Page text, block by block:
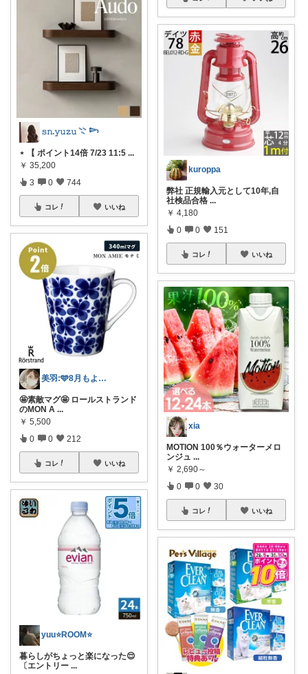
𝚜𝚗.𝚢𝚞𝚣𝚞 𓇢 𓆸
⋆ 【 ポイント14倍 7/23 11:5 ...
￥ 35,200
3 0 744
コレ いいね
美羽:🩵8月もよろしくです🩵
🤩素敵マグ🤩 ロールストランド
のMON A ...
￥ 5,500
0 0 212
コレ いいね
yuu⭐️ROOM⭐️
暮らしがちょっと楽になった😌
〔エントリー ...
kuroppa
弊社 正規輸入元として10年,自
社検品合格 ...
￥ 4,180
0 0 151
コレ いいね
xia
MOTION 100％ウォーターメロ
ンジュ ...
￥ 2,690～
0 0 30
コレ いいね